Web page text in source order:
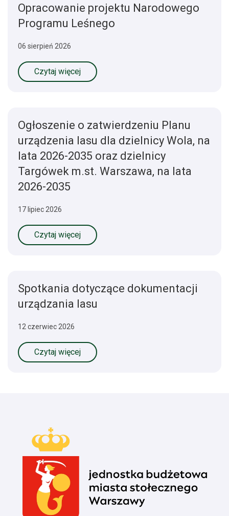
Opracowanie projektu Narodowego
Programu Leśnego
06 sierpień 2026
Czytaj więcej
Ogłoszenie o zatwierdzeniu Planu
urządzenia lasu dla dzielnicy Wola, na
lata 2026-2035 oraz dzielnicy
Targówek m.st. Warszawa, na lata
2026-2035
17 lipiec 2026
Czytaj więcej
Spotkania dotyczące dokumentacji
urządzania lasu
12 czerwiec 2026
Czytaj więcej